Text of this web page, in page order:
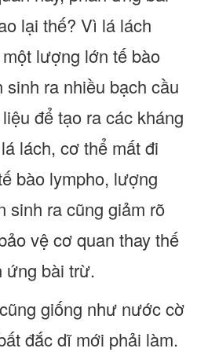
lại thế? Vì lá lách
lượng lớn tế bào
ra nhiều bạch cầu
để tạo ra các kháng
lách, cơ thể mất đi
bào lympho, lượng
sinh ra cũng giảm rõ
vệ cơ quan thay thế
ứng bài trừ.
giống như nước cờ
đắc dĩ mới phải làm.